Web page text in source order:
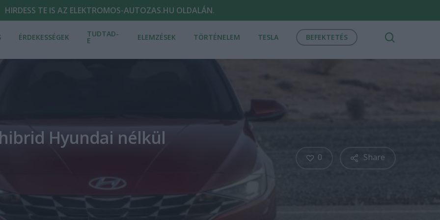
HIRDESS TE IS AZ ELEKTROMOS-AUTOZAS.HU OLDALÁN.
ÉRDEKESSÉGEK TUDTAD-
E ELEMZÉSEK TÖRTÉNELEM TESLA BEFEKTETÉS
Hyundai nélkül
Share
0